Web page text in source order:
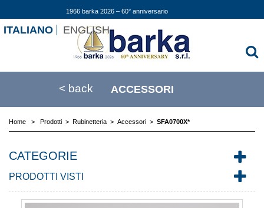
1966 barka 2026 – 60° anniversario
ITALIANO ENGLISH
< back ACCESSORI
Home > Prodotti > Rubinetteria > Accessori > SFA0700X*
CATEGORIE
PRODOTTI VISTI